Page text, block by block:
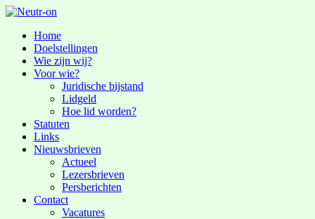
Home
Doelstellingen
Wie zijn wij?
Voor wie?
Juridische bijstand
Lidgeld
Hoe lid worden?
Statuten
Links
Nieuwsbrieven
Actueel
Lezersbrieven
Persberichten
Contact
Vacatures